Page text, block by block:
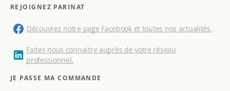
p
o
REJOIGNEZ PARINAT
Découvrez notre page Facebook et toutes nos actualités.
Faites nous connaitre auprès de votre réseau
professionnel.
JE PASSE MA COMMANDE